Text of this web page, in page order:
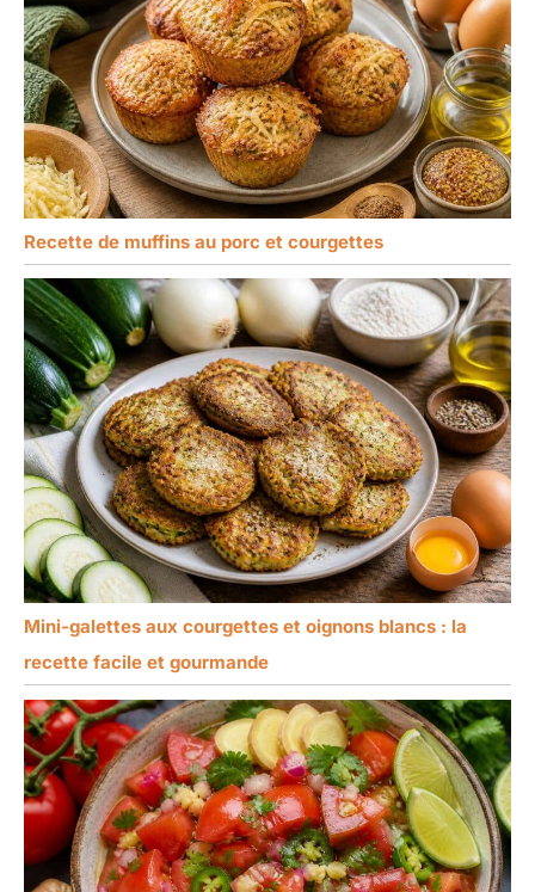
Recette de muffins au porc et courgettes
Mini-galettes aux courgettes et oignons blancs : la
recette facile et gourmande